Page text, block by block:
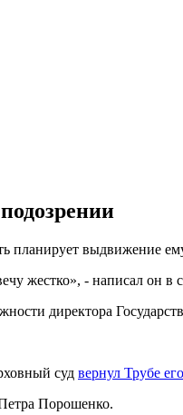
планирует выдвижение
жестко», - написал он в
директора
суд вернул Трубе
Порошенко.